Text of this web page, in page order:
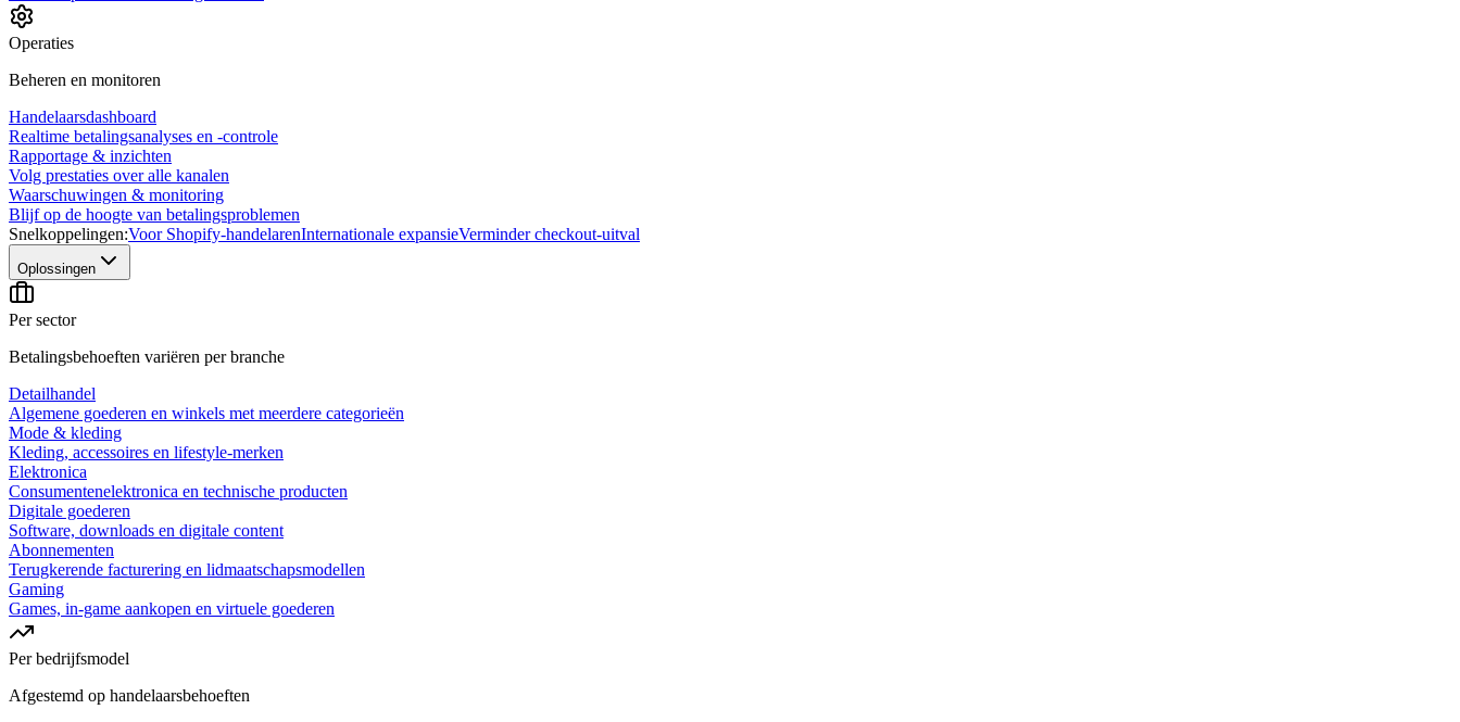
Operaties
Beheren en monitoren
Handelaarsdashboard
Realtime betalingsanalyses en -controle
Rapportage & inzichten
Volg prestaties over alle kanalen
Waarschuwingen & monitoring
Blijf op de hoogte van betalingsproblemen
Snelkoppelingen:Voor Shopify-handelarenInternationale expansieVerminder checkout-uitval
Oplossingen
Per sector
Betalingsbehoeften variëren per branche
Detailhandel
Algemene goederen en winkels met meerdere categorieën
Mode & kleding
Kleding, accessoires en lifestyle-merken
Elektronica
Consumentenelektronica en technische producten
Digitale goederen
Software, downloads en digitale content
Abonnementen
Terugkerende facturering en lidmaatschapsmodellen
Gaming
Games, in-game aankopen en virtuele goederen
Per bedrijfsmodel
Afgestemd op handelaarsbehoeften